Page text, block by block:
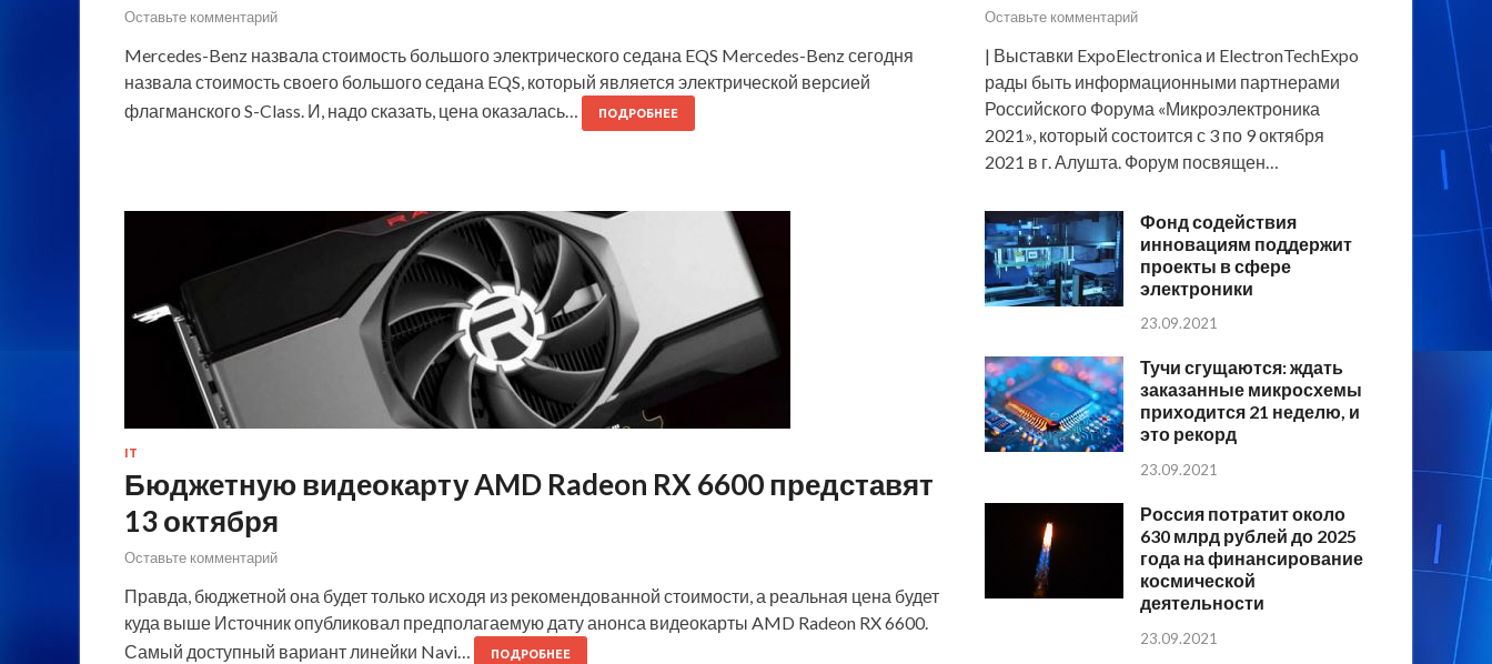
Оставьте комментарий
Mercedes-Benz назвала стоимость большого электрического седана EQS Mercedes-Benz сегодня
назвала стоимость своего большого седана EQS, который является электрической версией
флагманского S-Class. И, надо сказать, цена оказалась…
ПОДРОБНЕЕ
IT
Бюджетную видеокарту AMD Radeon RX 6600 представят
13 октября
Оставьте комментарий
Правда, бюджетной она будет только исходя из рекомендованной стоимости, а реальная цена будет
куда выше Источник опубликовал предполагаемую дату анонса видеокарты AMD Radeon RX 6600.
Самый доступный вариант линейки Navi…
ПОДРОБНЕЕ
Оставьте комментарий
| Выставки ExpoElectronica и ElectronTechExpo
рады быть информационными партнерами
Российского Форума «Микроэлектроника
2021», который состоится с 3 по 9 октября
2021 в г. Алушта. Форум посвящен…
Фонд содействия
инновациям поддержит
проекты в сфере
электроники
23.09.2021
Тучи сгущаются: ждать
заказанные микросхемы
приходится 21 неделю, и
это рекорд
23.09.2021
Россия потратит около
630 млрд рублей до 2025
года на финансирование
космической
деятельности
23.09.2021